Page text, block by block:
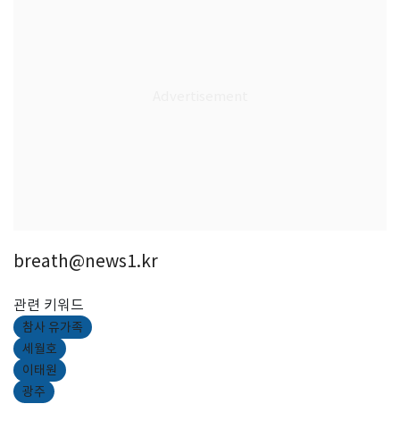
breath@news1.kr
관련 키워드
참사 유가족
세월호
이태원
광주